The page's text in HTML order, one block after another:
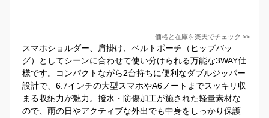
価格と在庫を楽天でチェック >>
スマホショルダー、肩掛け、ベルトポーチ（ヒップバッ
グ）としてシーンに合わせて使い分けられる万能な3WAY仕
様です。コンパクトながら2台持ちに便利なダブルジッパー
設計で、6.7インチの大型スマホやA6ノートまでスッキリ収
まる収納力が魅力。撥水・防傷加工が施された軽量素材な
ので、雨の日やアクティブな外出でも中身をしっかり保護